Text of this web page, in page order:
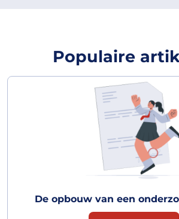
Populaire
De opbouw van een